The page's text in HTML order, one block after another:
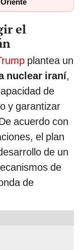
el
plantea un
nuclear iraní,
de
y garantizar
acuerdo con
el plan
de un
de
de